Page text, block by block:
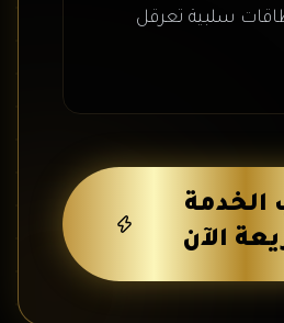
سلبية تعرقل
الخدمة
الآن